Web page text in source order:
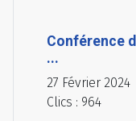
Conférence
...
27 Février 2024
Clics : 964